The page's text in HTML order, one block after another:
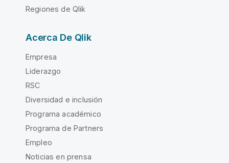
Regiones de Qlik
Acerca De Qlik
Empresa
Liderazgo
RSC
Diversidad e inclusión
Programa académico
Programa de Partners
Empleo
Noticias en prensa